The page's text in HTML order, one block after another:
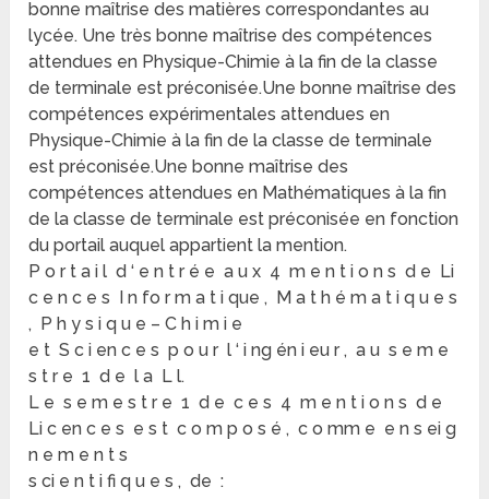
bonne maîtrise des matières correspondantes au
lycée. Une très bonne maîtrise des compétences
attendues en Physique-Chimie à la fin de la classe
de terminale est préconisée.Une bonne maîtrise des
compétences expérimentales attendues en
Physique-Chimie à la fin de la classe de terminale
est préconisée.Une bonne maîtrise des
compétences attendues en Mathématiques à la fin
de la classe de terminale est préconisée en fonction
du portail auquel appartient la mention.
P o r t a i l d ‘ e n t r é e a u x 4 m e n t i o n s d e Li
c e n c e s I n fo r m a t i que , M a t h é m a t i q u e s
, P h y s i q u e – C h i m i e
e t S c i en c e s p o u r l ‘ i ng én i eu r , a u s e m e
s t r e 1 d e l a L l.
L e s e m e s t r e 1 d e c e s 4 m e n t i o n s d e
Li c en c e s e s t c o m p o s é , c o mm e e n s ei g
n e m e n t s
s ci e n t i fi q u e s , de :